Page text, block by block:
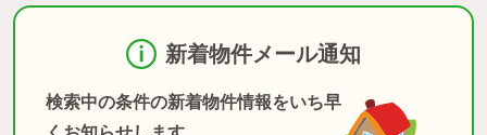
新着物件メール通知
検索中の条件の新着物件情報をいち早